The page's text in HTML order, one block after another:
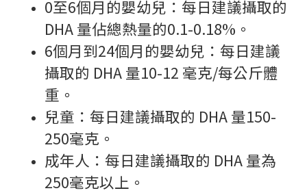
0至6個月的嬰幼兒：每日建議攝取的
DHA 量佔總熱量的0.1-0.18%。
6個月到24個月的嬰幼兒：每日建議
攝取的 DHA 量10-12 毫克/每公斤體
重。
兒童：每日建議攝取的 DHA 量150-
250毫克。
成年人：每日建議攝取的 DHA 量為
250毫克以上。